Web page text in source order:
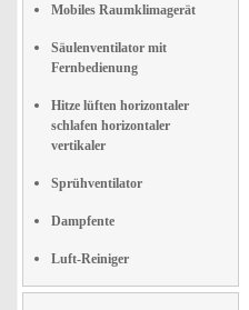
Mobiles Raumklimagerät
Säulenventilator mit
Fernbedienung
Hitze lüften horizontaler
schlafen horizontaler
vertikaler
Sprühventilator
Dampfente
Luft-Reiniger